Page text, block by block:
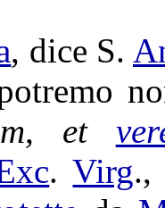
, dice S.
et
.Virg